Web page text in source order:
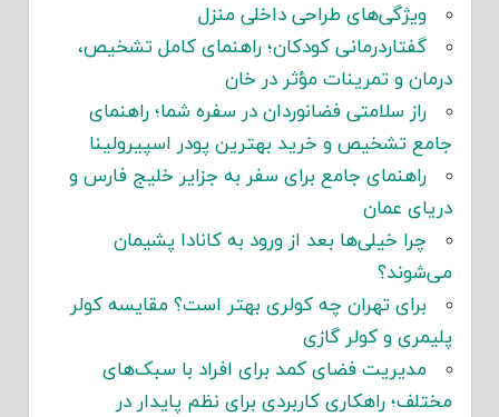
ویژگی‌های طراحی داخلی منزل
گفتاردرمانی کودکان؛ راهنمای کامل تشخیص،
درمان و تمرینات مؤثر در خان
راز سلامتی فضانوردان در سفره شما؛ راهنمای
جامع تشخیص و خرید بهترین پودر اسپیرولینا
راهنمای جامع برای سفر به جزایر خلیج فارس و
دریای عمان
چرا خیلی‌ها بعد از ورود به کانادا پشیمان
می‌شوند؟
برای تهران چه کولری بهتر است؟ مقایسه کولر
پلیمری و کولر گازی
مدیریت فضای کمد برای افراد با سبک‌های
مختلف؛ راهکاری کاربردی برای نظم پایدار در